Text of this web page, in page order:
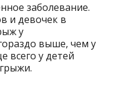
заболевание.
и девочек в
у
выше, чем у
всего у детей